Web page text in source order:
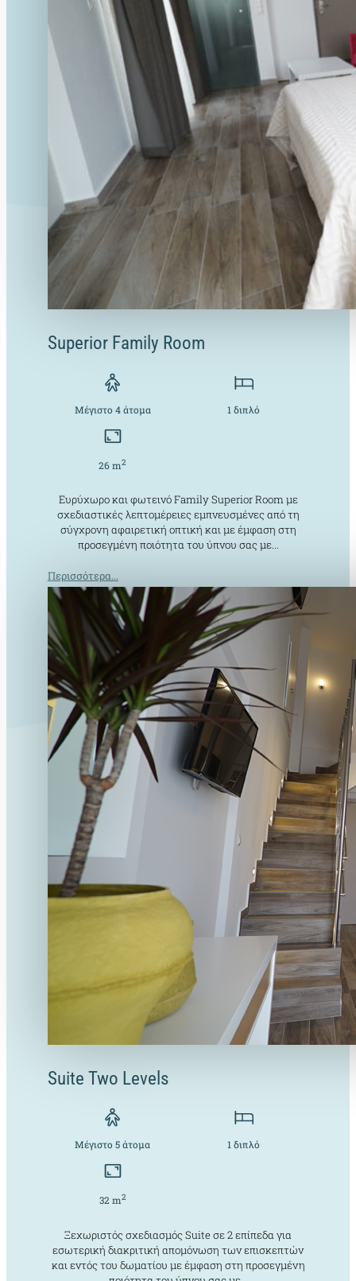
Superior Family Room
Μέγιστο 4 άτομα 1 διπλό
26 m2
Ευρύχωρο και φωτεινό Family Superior Room με
σχεδιαστικές λεπτομέρειες εμπνευσμένες από τη
σύγχρονη αφαιρετική οπτική και με έμφαση στη
προσεγμένη ποιότητα του ύπνου σας με...
Περισσότερα...
Suite Two Levels
Μέγιστο 5 άτομα 1 διπλό
32 m2
Ξεχωριστός σχεδιασμός Suite σε 2 επίπεδα για
εσωτερική διακριτική απομόνωση των επισκεπτών
και εντός του δωματίου με έμφαση στη προσεγμένη